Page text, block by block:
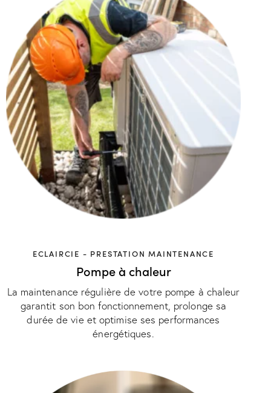
ECLAIRCIE - PRESTATION MAINTENANCE
Pompe à chaleur
La maintenance régulière de votre pompe à chaleur
garantit son bon fonctionnement, prolonge sa
durée de vie et optimise ses performances
énergétiques.